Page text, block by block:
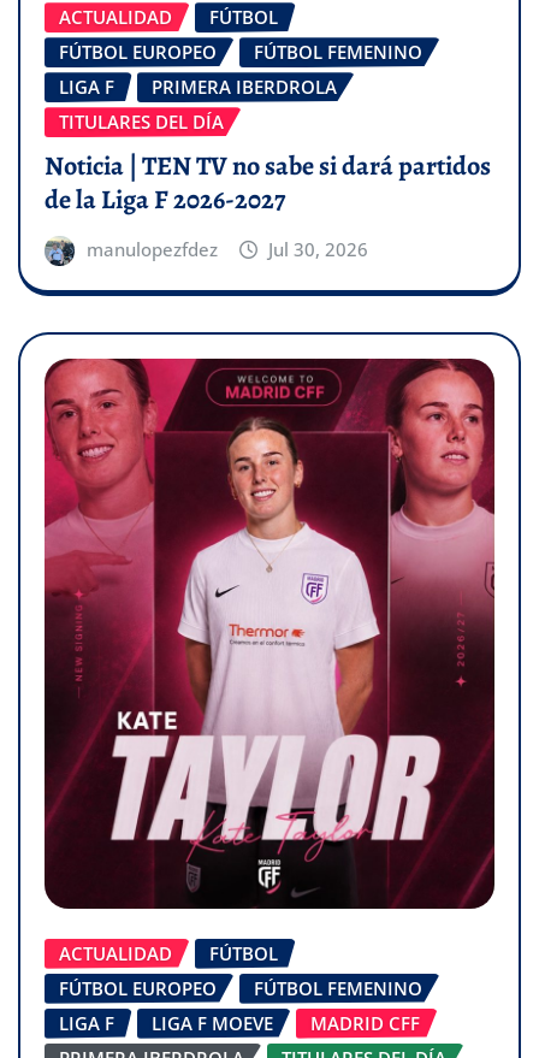
ACTUALIDAD
FÚTBOL
FÚTBOL EUROPEO
FÚTBOL FEMENINO
LIGA F
PRIMERA IBERDROLA
TITULARES DEL DÍA
Noticia | TEN TV no sabe si dará partidos
de la Liga F 2026-2027
manulopezfdez Jul 30, 2026
ACTUALIDAD
FÚTBOL
FÚTBOL EUROPEO
FÚTBOL FEMENINO
LIGA F
LIGA F MOEVE
MADRID CFF